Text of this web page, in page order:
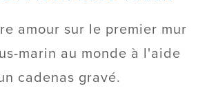
amour sur le premier mur
marin au monde à l'aide
cadenas gravé.